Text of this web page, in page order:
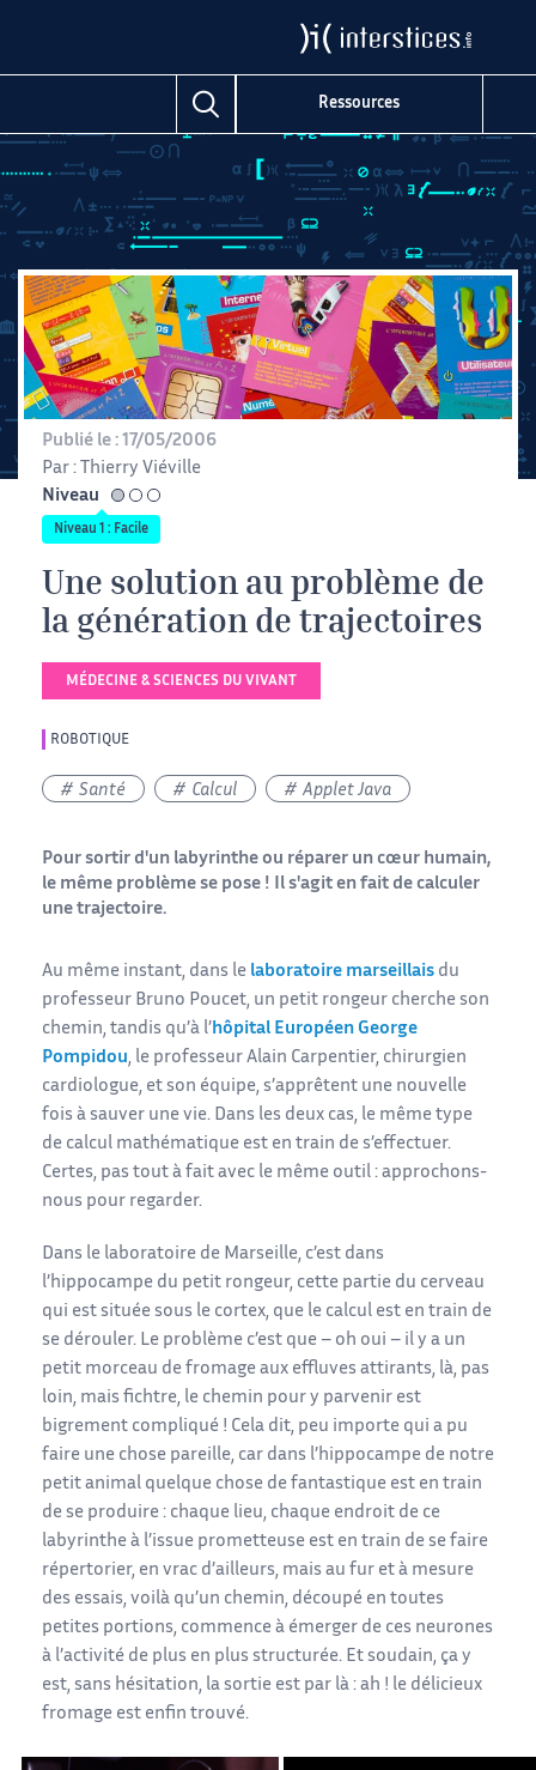
Ressources
Publié le : 17/05/2006
Par :
Thierry Viéville
Niveau
facile
Niveau 1 : Facile
Une solution au problème de
la génération de trajectoires
MÉDECINE & SCIENCES DU VIVANT
ROBOTIQUE
Santé Calcul Applet Java
Pour sortir d'un labyrinthe ou réparer un cœur humain,
le même problème se pose ! Il s'agit en fait de calculer
une trajectoire.
Au même instant, dans le laboratoire marseillais du
professeur Bruno Poucet, un petit rongeur cherche son
chemin, tandis qu’à l’ hôpital Européen George
Pompidou, le professeur Alain Carpentier, chirurgien
cardiologue, et son équipe, s’apprêtent une nouvelle
fois à sauver une vie. Dans les deux cas, le même type
de calcul mathématique est en train de s’effectuer.
Certes, pas tout à fait avec le même outil : approchons-
nous pour regarder.
Dans le laboratoire de Marseille, c’est dans
l’hippocampe du petit rongeur, cette partie du cerveau
qui est située sous le cortex, que le calcul est en train de
se dérouler. Le problème c’est que – oh oui – il y a un
petit morceau de fromage aux effluves attirants, là, pas
loin, mais fichtre, le chemin pour y parvenir est
bigrement compliqué ! Cela dit, peu importe qui a pu
faire une chose pareille, car dans l’hippocampe de notre
petit animal quelque chose de fantastique est en train
de se produire : chaque lieu, chaque endroit de ce
labyrinthe à l’issue prometteuse est en train de se faire
répertorier, en vrac d’ailleurs, mais au fur et à mesure
des essais, voilà qu’un chemin, découpé en toutes
petites portions, commence à émerger de ces neurones
à l’activité de plus en plus structurée. Et soudain, ça y
est, sans hésitation, la sortie est par là : ah ! le délicieux
fromage est enfin trouvé.